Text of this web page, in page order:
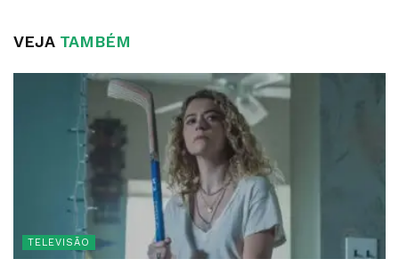
VEJATAMBÉM
TELEVISÃO